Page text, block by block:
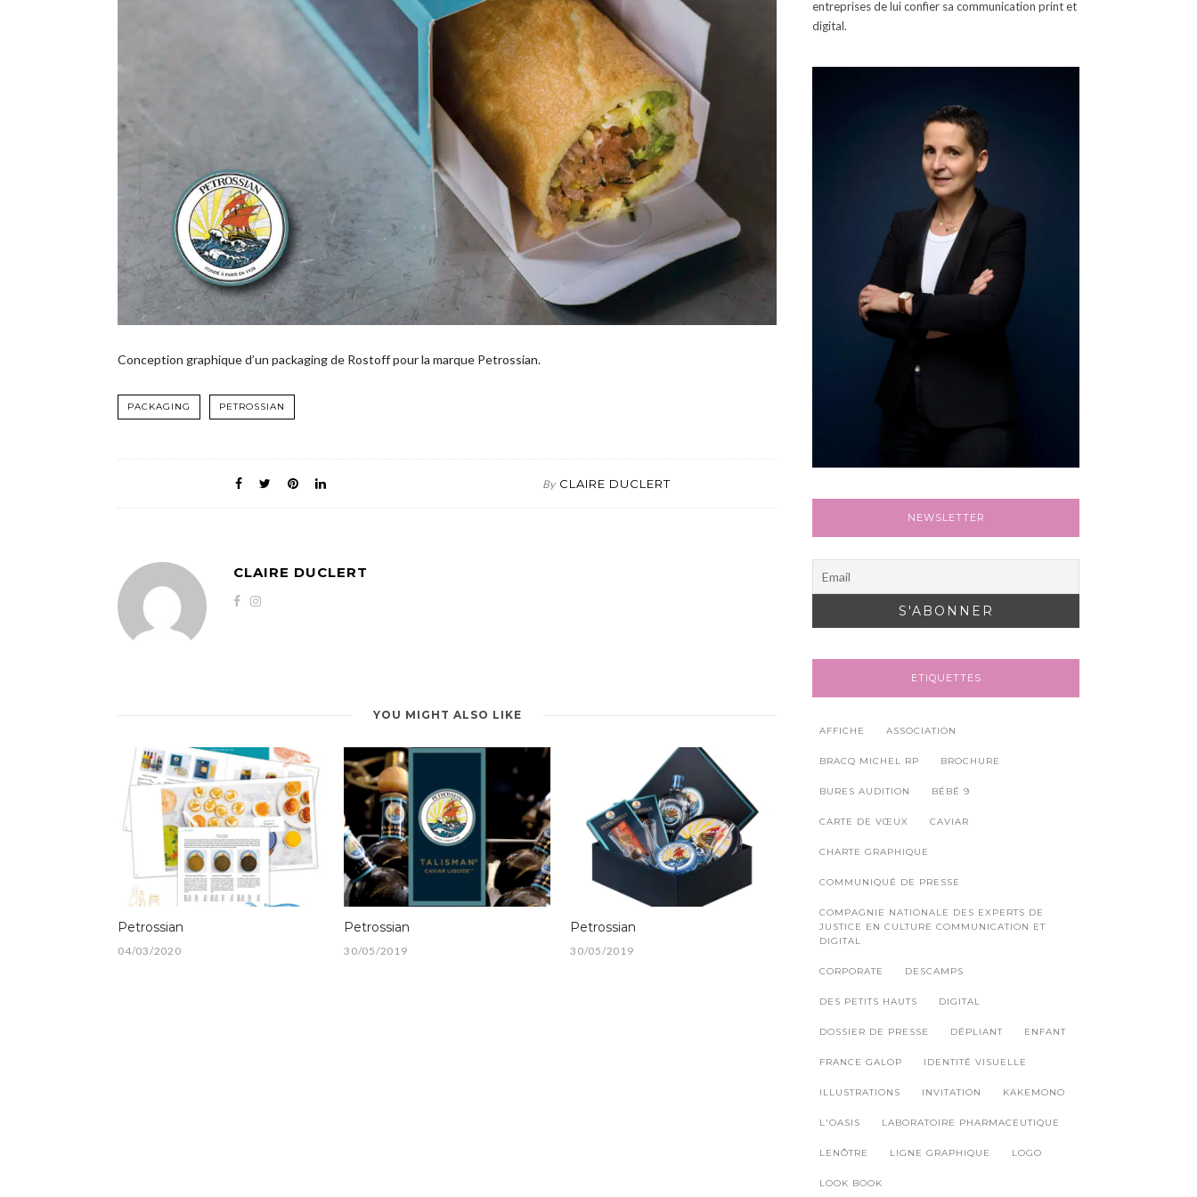
Conception graphique d’un packaging de Rostoff pour la marque Petrossian.
PACKAGING PETROSSIAN
By CLAIRE DUCLERT
CLAIRE DUCLERT
YOU MIGHT ALSO LIKE
Petrossian
04/03/2020
Petrossian
30/05/2019
Petrossian
30/05/2019
entreprises de lui confier sa communication printet
digital.
NEWSLETTER
ETIQUETTES
AFFICHE ASSOCIATION
BRACQ MICHEL RP BROCHURE
BURES AUDITION BÉBÉ 9
CARTE DE VŒUX CAVIAR
CHARTE GRAPHIQUE
COMMUNIQUÉ DE PRESSE
COMPAGNIE NATIONALE DES EXPERTS DE
JUSTICE EN CULTURE COMMUNICATION ET
DIGITAL
CORPORATE DESCAMPS
DES PETITS HAUTS DIGITAL
DOSSIER DE PRESSE DÉPLIANT ENFANT
FRANCE GALOP IDENTITÉ VISUELLE
ILLUSTRATIONS INVITATION KAKEMONO
L'OASIS LABORATOIRE PHARMACEUTIQUE
LENÔTRE LIGNE GRAPHIQUE LOGO
LOOK BOOK